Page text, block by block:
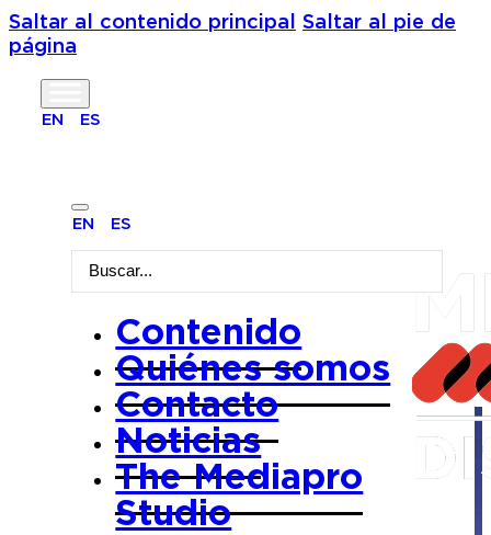
Saltar al contenido principal Saltar al pie de
página
EN ES
EN ES
Search
Contenido
Quiénes somos
Contacto
Noticias
The Mediapro
Studio
Tipo de
contenido: